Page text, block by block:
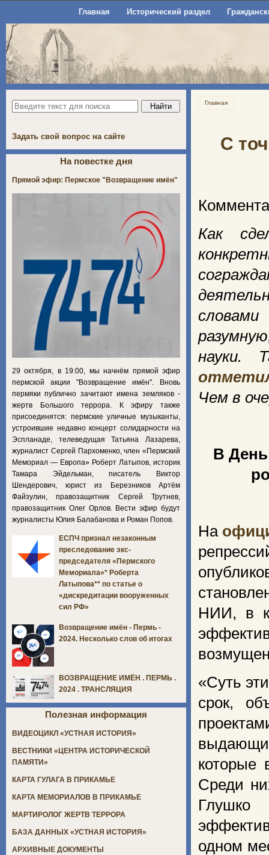
Главная Исторический раздел
Главная
С
Как
науки.
Чем в
В День
На
НИИ, в
«Суть
срок,
которые
Среди
одном
Задать свой вопрос на сайте
На повестке дня
Прямой эфир: Пермское "Возвращение имён"
29 октября, в 19:00, мы начнём прямой эфир
пермской акции "Возвращение имён". Вновь
пермяки публично зачитают имена земляков -
жертв Большого террора. К эфиру также
присоединятся: пермские уличные музыканты,
устроившие недавно концерт солидарности на
Эспланаде, телеведущая Татьяна Лазарева,
журналист Сергей Пархоменко, член «Пермский
Мемориал — Европа» Роберт Латыпов, историк
Тамара Эйдельман, писатель Виктор
Шендерович, юрист из Березников Артём
Файзулин, правозащитник Сергей Трутнев,
правозащитник Олег Орлов. Вести эфир будут
журналисты Юлия Балабанова и Роман Попов.
ЕСПЧ признал незаконным
преследование экс-
председателя «Пермского
Мемориала»* Роберта
Латыпова** по статье о
«дискредитации вооруженных
сил РФ»
Возвращение имён - Пермь -
2024. Несколько слов об итогах
ВОЗВРАЩЕНИЕ ИМЁН . ПЕРМЬ .
2024 . ТРАНСЛЯЦИЯ
Полезная информация
ВИДЕОЦИКЛ «УСТНАЯ ИСТОРИЯ»
ВЕСТНИКИ «ЦЕНТРА ИСТОРИЧЕСКОЙ
ПАМЯТИ»
КАРТА ГУЛАГА В ПРИКАМЬЕ
КАРТА МЕМОРИАЛОВ В ПРИКАМЬЕ
МАРТИРОЛОГ ЖЕРТВ ТЕРРОРА
БАЗА ДАННЫХ «УСТНАЯ ИСТОРИЯ»
АРХИВНЫЕ ДОКУМЕНТЫ